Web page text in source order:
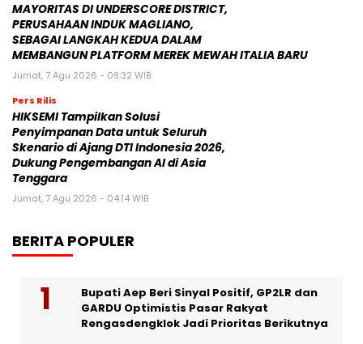
MAYORITAS DI UNDERSCORE DISTRICT,
PERUSAHAAN INDUK MAGLIANO,
SEBAGAI LANGKAH KEDUA DALAM
MEMBANGUN PLATFORM MEREK MEWAH ITALIA BARU
Jumat, 7 Agu 2026 - 09:32 WIB
Pers Rilis
HIKSEMI Tampilkan Solusi
Penyimpanan Data untuk Seluruh
Skenario di Ajang DTI Indonesia 2026,
Dukung Pengembangan AI di Asia
Tenggara
Jumat, 7 Agu 2026 - 04:14 WIB
BERITA POPULER
Bupati Aep Beri Sinyal Positif, GP2LR dan
GARDU Optimistis Pasar Rakyat
Rengasdengklok Jadi Prioritas Berikutnya